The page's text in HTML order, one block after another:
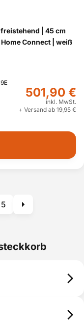
| 45 cm
Connect | weiß
501,90 €
inkl. MwSt.
+ Versand ab 19,95 €
5